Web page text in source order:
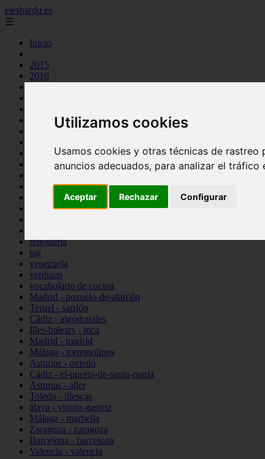
Utilizamos cookies
Usamos cookies y otras técnicas de
anuncios adecuados, para analizar el
Aceptar Rechazar Configurar
elesbardu.es
☰
Inicio
2015
2016
cocina casera
espana
huevos
pescado
reposteria
tag
venezuela
verduras
vocabulario de cocina
Madrid - pozuelo-de-alarcón
Teruel - sarrión
Cádiz - algodonales
Illes-balears - inca
Madrid - madrid
Málaga - torremolinos
Asturias - oviedo
Cádiz - el-puerto-de-santa-maría
Asturias - aller
Toledo - illescas
álava - vitoria-gasteiz
Málaga - marbella
Zaragoza - zaragoza
Barcelona - barcelona
Valencia - valencia